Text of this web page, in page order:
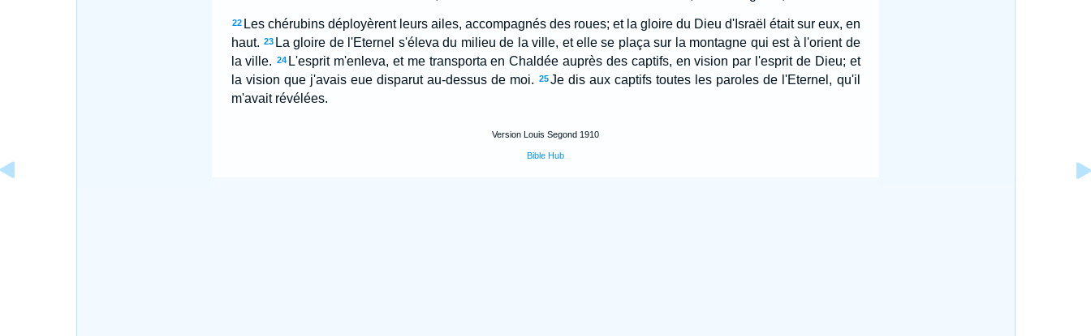
22 Les chérubins déployèrent leurs ailes, accompagnés des roues; et la gloire du Dieu d'Israël était sur eux, en
haut. 23 La gloire de l'Eternel s'éleva du milieu de la ville, et elle se plaça sur la montagne qui est à l'orient de
la ville. 24 L'esprit m'enleva, et me transporta en Chaldée auprès des captifs, en vision par l'esprit de Dieu; et
la vision que j'avais eue disparut au-dessus de moi. 25Je dis aux captifs toutes les paroles de l'Eternel, qu'il
m'avait révélées.
Version Louis Segond 1910
Bible Hub